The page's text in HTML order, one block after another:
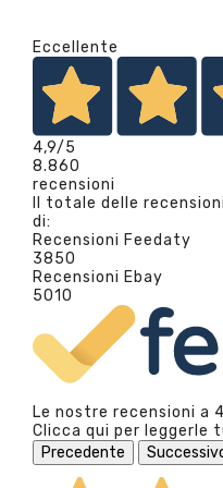
Eccellente
4,9/5
8.860
recensioni
Il totale delle
di:
Recensioni Feedaty
3850
Recensioni Ebay
5010
Le nostre recensioni a
Clicca qui per leggerle
Precedente